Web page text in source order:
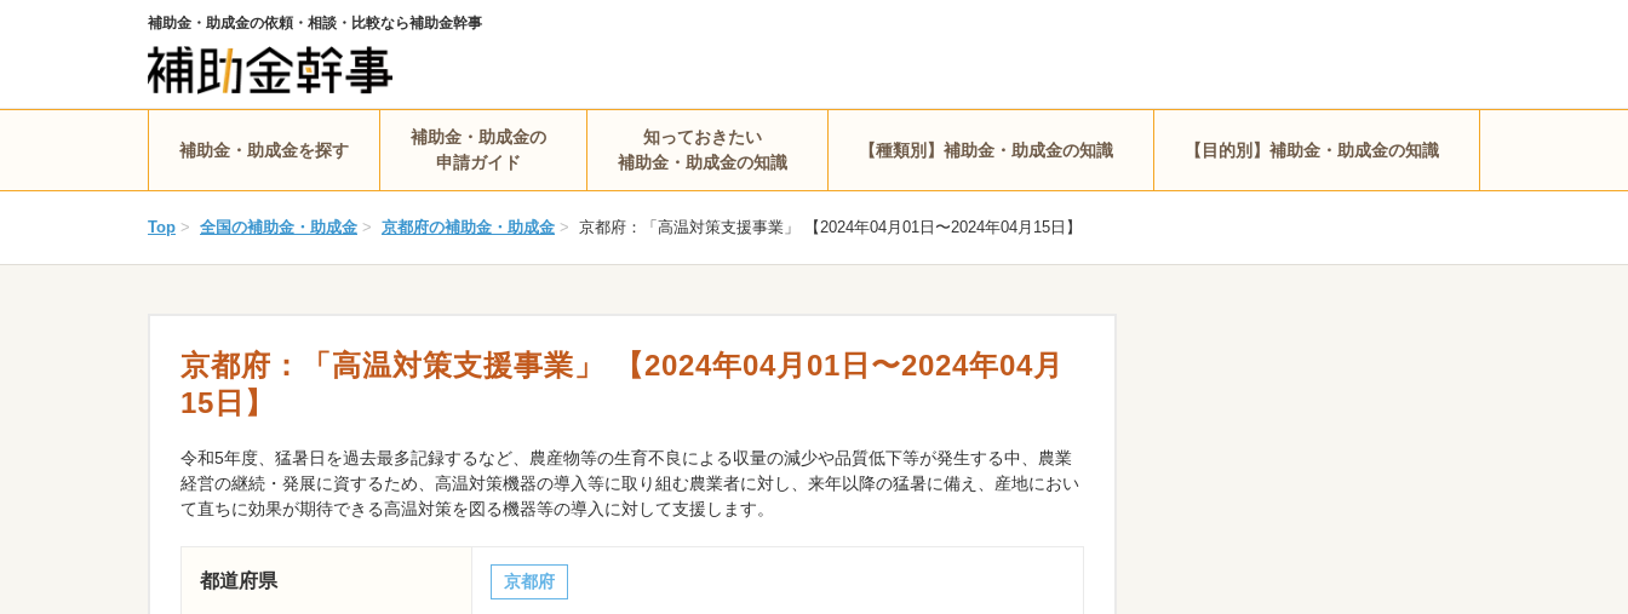
補助金・助成金の依頼・相談・比較なら補助金幹事
補助金・助成金を探す
補助金・助成金の
申請ガイド
知っておきたい
補助金・助成金の知識
【種類別】補助金・助成金の知識 【目的別】補助金・助成金の知識
Top > 全国の補助金・助成金 > 京都府の補助金・助成金 > 京都府：「高温対策支援事業」 【2024年04月01日〜2024年04月15日】
京都府：「高温対策支援事業」 【2024年04月01日〜2024年04月
15日】
令和5年度、猛暑日を過去最多記録するなど、農産物等の生育不良による収量の減少や品質低下等が発生する中、農業
経営の継続・発展に資するため、高温対策機器の導入等に取り組む農業者に対し、来年以降の猛暑に備え、産地におい
て直ちに効果が期待できる高温対策を図る機器等の導入に対して支援します。
都道府県 京都府